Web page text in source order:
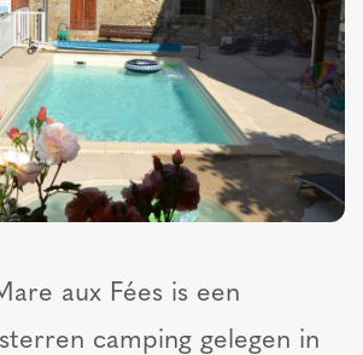
aux Fées is een
camping gelegen in